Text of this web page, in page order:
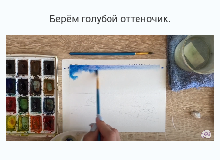
Берём голубой оттеночик.